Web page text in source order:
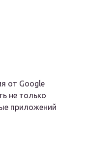
от Google
не только
приложений